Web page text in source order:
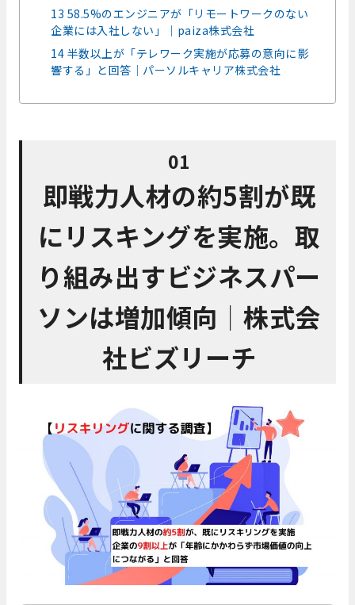
13 58.5%のエンジニアが「リモートワークのない
企業には入社しない」│paiza株式会社
14 半数以上が「テレワーク実施が応募の意向に影
響する」と回答│パーソルキャリア株式会社
01
即戦力人材の約5割が既
にリスキングを実施。取
り組み出すビジネスパー
ソンは増加傾向│株式会
社ビズリーチ